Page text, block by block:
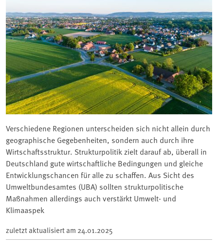
Verschiedene Regionen unterscheiden sich nicht allein durch
geographische Gegebenheiten, sondern auch durch ihre
Wirtschaftsstruktur. Strukturpolitik zielt darauf ab, überall in
Deutschland gute wirtschaftliche Bedingungen und gleiche
Entwicklungschancen für alle zu schaffen. Aus Sicht des
Umweltbundesamtes (UBA) sollten strukturpolitische
Maßnahmen allerdings auch verstärkt Umwelt- und
Klimaaspek
zuletzt aktualisiert am 24.01.2025